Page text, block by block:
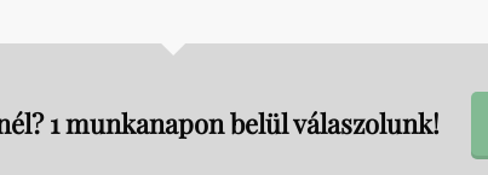
1 munkanapon belül válaszolunk!